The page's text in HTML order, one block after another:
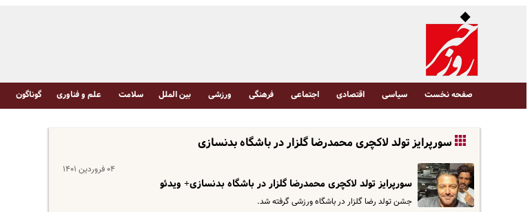
صفحه نخست سیاسی اقتصادی اجتماعی فرهنگی ورزشی بین الملل سلامت علم و فناوری گوناگون
سورپرایز تولد لاکچری محمدرضا گلزار در باشگاه بدنسازی
۰۴ فروردین ۱۴۰۱
سورپرایز تولد لاکچری محمدرضا گلزار در باشگاه بدنسازی+ ویدئو
جشن تولد رضا گلزار در باشگاه ورزشی گرفته شد.